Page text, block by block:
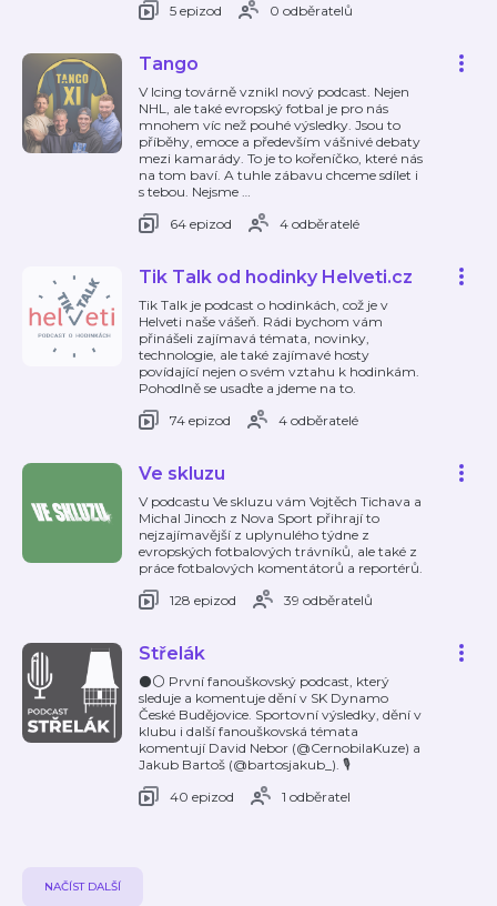
5 epizod
0 odběratelů
Tango
V Icing továrně vznikl nový podcast. Nejen
NHL, ale také evropský fotbal je pro nás
mnohem víc než pouhé výsledky. Jsou to
příběhy, emoce a především vášnivé debaty
mezi kamarády. To je to kořeníčko, které nás
na tom baví. A tuhle zábavu chceme sdílet i
s tebou. Nejsme …
64 epizod
4 odběratelé
Tik Talk od hodinky Helveti.cz
Tik Talk je podcast o hodinkách, což je v
Helveti naše vášeň. Rádi bychom vám
přinášeli zajímavá témata, novinky,
technologie, ale také zajímavé hosty
povídající nejen o svém vztahu k hodinkám.
Pohodlně se usaďte a jdeme na to.
74 epizod
4 odběratelé
Ve skluzu
V podcastu Ve skluzu vám Vojtěch Tichava a
Michal Jinoch z Nova Sport přihrají to
nejzajímavější z uplynulého týdne z
evropských fotbalových trávníků, ale také z
práce fotbalových komentátorů a reportérů.
128 epizod
39 odběratelů
Střelák
⚫⚪ První fanouškovský podcast, který
sleduje a komentuje dění v SK Dynamo
České Budějovice. Sportovní výsledky, dění v
klubu i další fanouškovská témata
komentují David Nebor (@CernobilaKuze) a
Jakub Bartoš (@bartosjakub_). 🎙
40 epizod
1 odběratel
NAČÍST DALŠÍ